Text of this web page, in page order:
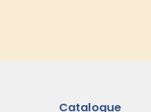
Catalogue